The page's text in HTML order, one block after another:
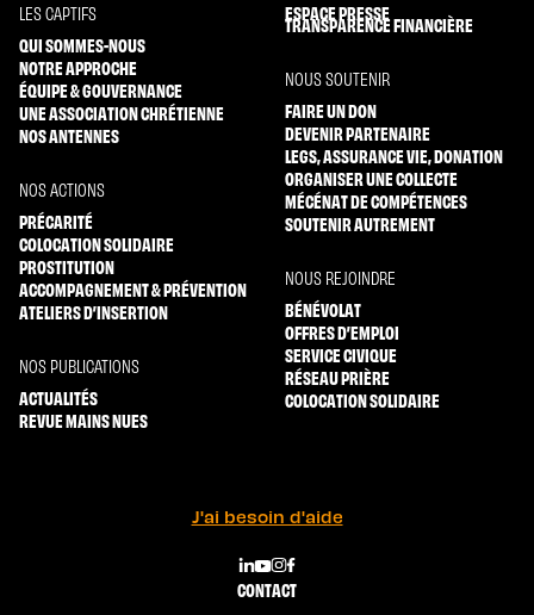
J'ai besoin d'aide
CONTACT
LES CAPTIFS
QUI SOMMES-NOUS
NOTRE APPROCHE
ÉQUIPE & GOUVERNANCE
UNE ASSOCIATION CHRÉTIENNE
NOS ANTENNES
NOS ACTIONS
PRÉCARITÉ
COLOCATION SOLIDAIRE
PROSTITUTION
ACCOMPAGNEMENT & PRÉVENTION
ATELIERS D’INSERTION
NOS PUBLICATIONS
ACTUALITÉS
REVUE MAINS NUES
ESPACE PRESSE
TRANSPARENCE FINANCIÈRE
NOUS SOUTENIR
FAIRE UN DON
DEVENIR PARTENAIRE
LEGS, ASSURANCE VIE, DONATION
ORGANISER UNE COLLECTE
MÉCÉNAT DE COMPÉTENCES
SOUTENIR AUTREMENT
NOUS REJOINDRE
BÉNÉVOLAT
OFFRES D’EMPLOI
SERVICE CIVIQUE
RÉSEAU PRIÈRE
COLOCATION SOLIDAIRE